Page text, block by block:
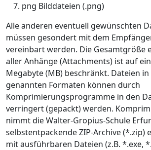
png Bilddateien (.png)
Alle anderen eventuell gewünschten
müssen gesondert mit dem
vereinbart werden. Die Gesamtgröße
aller Anhänge (Attachments) ist auf
Megabyte (MB) beschränkt. Dateien
genannten Formaten können durch
Komprimierungsprogramme in den
verringert (gepackt) werden.
nimmt die Walter-Gropius-Schule
selbstentpackende ZIP-Archive (*.zip)
mit ausführbaren Dateien (z.B. *.exe,